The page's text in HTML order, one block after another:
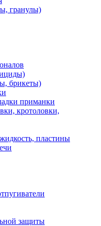
гранулы)
брикеты)
приманки
кротоловки,
пластины
защиты